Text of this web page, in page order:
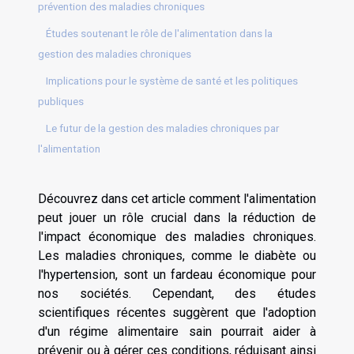
prévention des maladies chroniques
Études soutenant le rôle de l'alimentation dans la
gestion des maladies chroniques
Implications pour le système de santé et les politiques
publiques
Le futur de la gestion des maladies chroniques par
l'alimentation
Découvrez dans cet article comment l'alimentation
peut jouer un rôle crucial dans la réduction de
l'impact économique des maladies chroniques.
Les maladies chroniques, comme le diabète ou
l'hypertension, sont un fardeau économique pour
nos sociétés. Cependant, des études
scientifiques récentes suggèrent que l'adoption
d'un régime alimentaire sain pourrait aider à
prévenir ou à gérer ces conditions, réduisant ainsi